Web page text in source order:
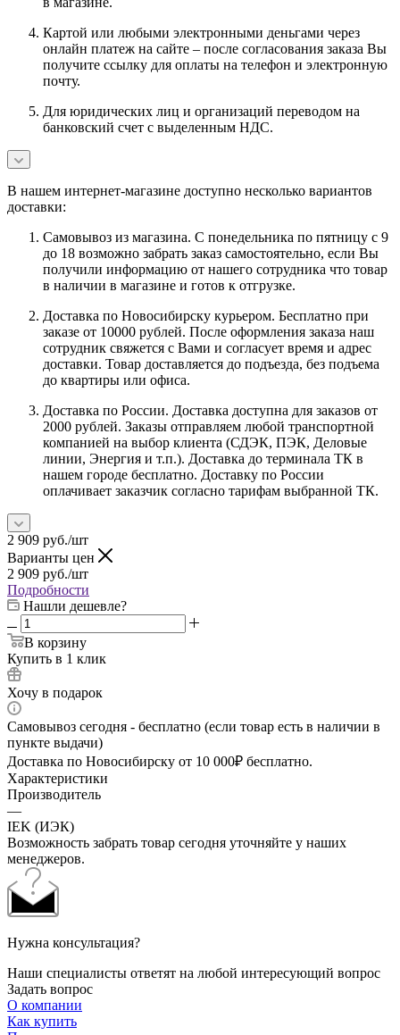
Картой или любыми электронными деньгами через
онлайн платеж на сайте – после согласования заказа Вы
получите ссылку для оплаты на телефон и электронную
почту.
Для юридических лиц и организаций переводом на
банковский счет с выделенным НДС.
В нашем интернет-магазине доступно несколько вариантов
доставки:
Самовывоз из магазина. С понедельника по пятницу с 9
до 18 возможно забрать заказ самостоятельно, если Вы
получили информацию от нашего сотрудника что товар
в наличии в магазине и готов к отгрузке.
Доставка по Новосибирску курьером. Бесплатно при
заказе от 10000 рублей. После оформления заказа наш
сотрудник свяжется с Вами и согласует время и адрес
доставки. Товар доставляется до подъезда, без подъема
до квартиры или офиса.
Доставка по России. Доставка доступна для заказов от
2000 рублей. Заказы отправляем любой транспортной
компанией на выбор клиента (СДЭК, ПЭК, Деловые
линии, Энергия и т.п.). Доставка до терминала ТК в
нашем городе бесплатно. Доставку по России
оплачивает заказчик согласно тарифам выбранной ТК.
2 909 руб./шт
Варианты цен
2 909 руб./шт
Подробности
Нашли дешевле?
В корзину
Купить в 1 клик
Хочу в подарок
Самовывоз сегодня - бесплатно (если товар есть в наличии в
пункте выдачи)
Доставка по Новосибирску от 10 000₽ бесплатно.
Характеристики
Производитель
—
IEK (ИЭК)
Возможность забрать товар сегодня уточняйте у наших
менеджеров.
Нужна консультация?
Наши специалисты ответят на любой интересующий вопрос
Задать вопрос
О компании
Как купить